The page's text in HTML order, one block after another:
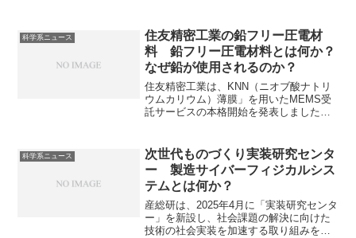
知ることができます。
科学系ニュース
住友精密工業の鉛フリー圧電材
料 鉛フリー圧電材料とは何か？
なぜ鉛が使用されるのか？
住友精密工業は、KNN（ニオブ酸ナトリ
ウムカリウム）薄膜」を用いたMEMS受
託サービスの本格開始を発表しました。
を使用しないニオブ酸ナトリウムカリウ
ムを用いた圧電材料を実現しています。
鉛が使用される理由やどのようなMEMS
デバイスを製造するのかを知ることがで
きます。
科学系ニュース
次世代ものづくり実装研究センタ
ー 製造サイバーフィジカルシス
テムとは何か？
産総研は、2025年4月に「実装研究センタ
ー」を新設し、社会課題の解決に向けた
技術の社会実装を加速する取り組みを開